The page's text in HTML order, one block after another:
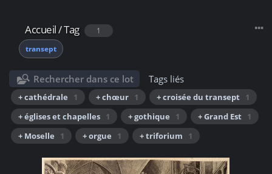
Accueil/Tag
1
transept
Rechercher dans ce lot Tags liés
+ cathédrale 1 + chœur 1 + croisée du transept 1
+ églises et chapelles 1 + gothique 1 + Grand Est 1
+ Moselle
1 + orgue 1 + triforium 1